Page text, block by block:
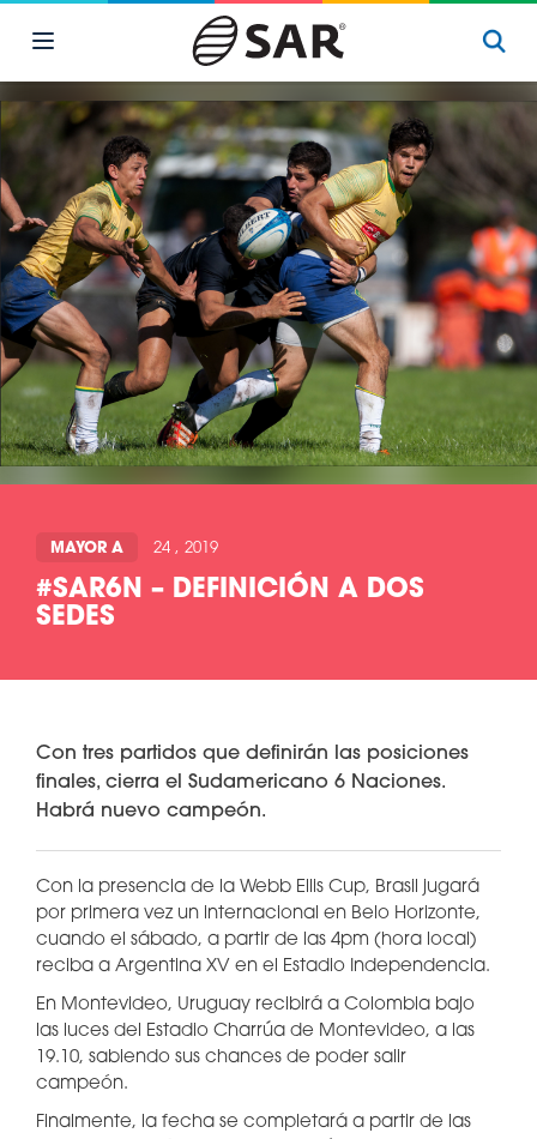
MAYOR A 24 , 2019
#SAR6N – DEFINICIÓN A DOS
SEDES
Con tres partidos que definirán las posiciones
finales, cierra el Sudamericano 6 Naciones.
Habrá nuevo campeón.
Con la presencia de la Webb Ellis Cup, Brasil jugará
por primera vez un internacional en Belo Horizonte,
cuando el sábado, a partir de las 4pm (hora local)
reciba a Argentina XV en el Estadio Independencia.
En Montevideo, Uruguay recibirá a Colombia bajo
las luces del Estadio Charrúa de Montevideo, a las
19.10, sabiendo sus chances de poder salir
campeón.
Finalmente, la fecha se completará a partir de las